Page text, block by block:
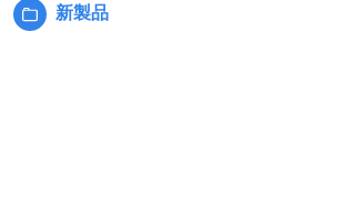
カ
新製品